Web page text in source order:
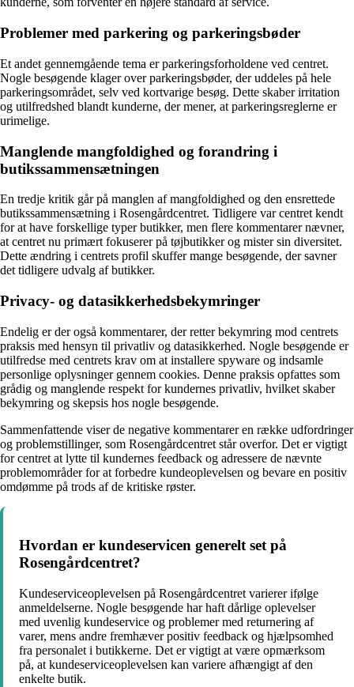
Problemer med parkering og parkeringsbøder
Et andet gennemgående tema er parkeringsforholdene ved centret.
Nogle besøgende klager over parkeringsbøder, der uddeles på hele
parkeringsområdet, selv ved kortvarige besøg. Dette skaber irritation
og utilfredshed blandt kunderne, der mener, at parkeringsreglerne er
urimelige.
Manglende mangfoldighed og forandring i
butikssammensætningen
En tredje kritik går på manglen af mangfoldighed og den ensrettede
butikssammensætning i Rosengårdcentret. Tidligere var centret kendt
for at have forskellige typer butikker, men flere kommentarer nævner,
at centret nu primært fokuserer på tøjbutikker og mister sin diversitet.
Dette ændring i centrets profil skuffer mange besøgende, der savner
det tidligere udvalg af butikker.
Privacy- og datasikkerhedsbekymringer
Endelig er der også kommentarer, der retter bekymring mod centrets
praksis med hensyn til privatliv og datasikkerhed. Nogle besøgende er
utilfredse med centrets krav om at installere spyware og indsamle
personlige oplysninger gennem cookies. Denne praksis opfattes som
grådig og manglende respekt for kundernes privatliv, hvilket skaber
bekymring og skepsis hos nogle besøgende.
Sammenfattende viser de negative kommentarer en række udfordringer
og problemstillinger, som Rosengårdcentret står overfor. Det er vigtigt
for centret at lytte til kundernes feedback og adressere de nævnte
problemområder for at forbedre kundeoplevelsen og bevare en positiv
omdømme på trods af de kritiske røster.
Hvordan er kundeservicen generelt set på
Rosengårdcentret?
Kundeserviceoplevelsen på Rosengårdcentret varierer ifølge
anmeldelserne. Nogle besøgende har haft dårlige oplevelser
med uvenlig kundeservice og problemer med returnering af
varer, mens andre fremhæver positiv feedback og hjælpsomhed
fra personalet i butikkerne. Det er vigtigt at være opmærksom
på, at kundeserviceoplevelsen kan variere afhængigt af den
enkelte butik.